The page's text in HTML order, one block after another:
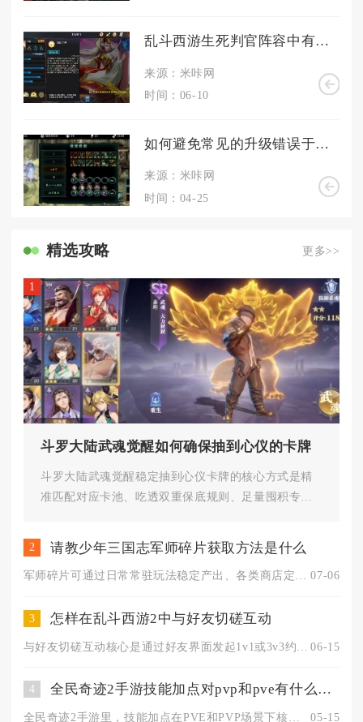
乱斗西游生死判官阵容中有哪些需要特别注意的角色
来源：米咔网
时间：06-10
如何避免常见的升级错误于影之刃359
来源：米咔网
时间：04-25
精选攻略 更多>>
1
斗罗大陆武魂觉醒如何确保抽到心仪的卡牌
斗罗大陆武魂觉醒稳定抽到心仪卡牌的核心方式是精
准匹配对应卡池、吃透双重保底规则、足量囤积专属
2 请教少年三国志军师碎片获取方法是什么
军师碎片可通过日常常驻玩法稳定产出、各类商店定向兑换、限时活... 07-06
3 怎样在乱斗西游2中与好友切磋互动
06-15
4 全民奇迹2手游技能加点对pvp和pve有什么不同要求
05-15